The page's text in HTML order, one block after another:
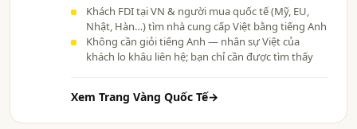
Khách FDI tại VN & người mua quốc tế (Mỹ, EU,
Nhật, Hàn…) tìm nhà cung cấp Việt bằng tiếng Anh
Không cần giỏi tiếng Anh — nhân sự Việt của
khách lo khâu liên hệ; bạn chỉ cần được tìm thấy
Xem Trang Vàng Quốc Tế→